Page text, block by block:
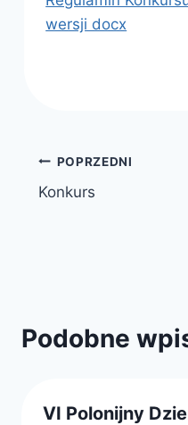
wersji docx
Nawigacja
wpisu
POPRZEDNI
Konkurs
Podobne
VI Polonijny